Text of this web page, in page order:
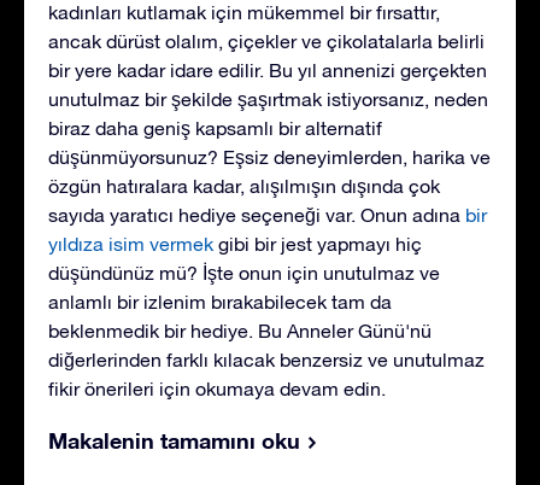
kadınları kutlamak için mükemmel bir fırsattır,
ancak dürüst olalım, çiçekler ve çikolatalarla belirli
bir yere kadar idare edilir. Bu yıl annenizi gerçekten
unutulmaz bir şekilde şaşırtmak istiyorsanız, neden
biraz daha geniş kapsamlı bir alternatif
düşünmüyorsunuz? Eşsiz deneyimlerden, harika ve
özgün hatıralara kadar, alışılmışın dışında çok
sayıda yaratıcı hediye seçeneği var. Onun adına bir
yıldıza isim vermek gibi bir jest yapmayı hiç
düşündünüz mü? İşte onun için unutulmaz ve
anlamlı bir izlenim bırakabilecek tam da
beklenmedik bir hediye. Bu Anneler Günü'nü
diğerlerinden farklı kılacak benzersiz ve unutulmaz
fikir önerileri için okumaya devam edin.
Makalenin tamamını oku